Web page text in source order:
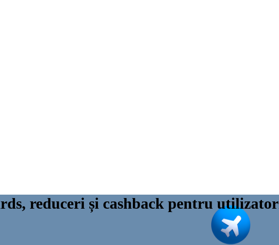
reduceri și cashback pentru